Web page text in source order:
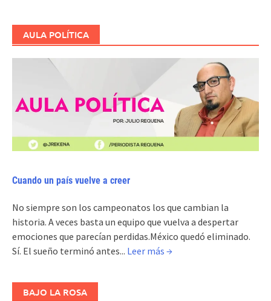
AULA POLÍTICA
Cuando un país vuelve a creer
No siempre son los campeonatos los que cambian la
historia. A veces basta un equipo que vuelva a despertar
emociones que parecían perdidas.México quedó eliminado.
Sí. El sueño terminó antes... Leer más →
BAJO LA ROSA